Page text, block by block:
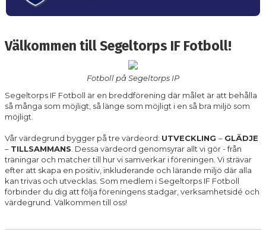
Välkommen till Segeltorps IF Fotboll!
Fotboll på Segeltorps IP
Segeltorps IF Fotboll är en breddförening där målet är att behålla
så många som möjligt, så länge som möjligt i en så bra miljö som
möjligt.
Vår värdegrund bygger på tre värdeord: UTVECKLING – GLÄDJE
– TILLSAMMANS . Dessa värdeord genomsyrar allt vi gör - från
träningar och matcher till hur vi samverkar i föreningen. Vi strävar
efter att skapa en positiv, inkluderande och lärande miljö där alla
kan trivas och utvecklas. Som medlem i Segeltorps IF Fotboll
förbinder du dig att följa föreningens stadgar, verksamhetsidé och
värdegrund. Välkommen till oss!